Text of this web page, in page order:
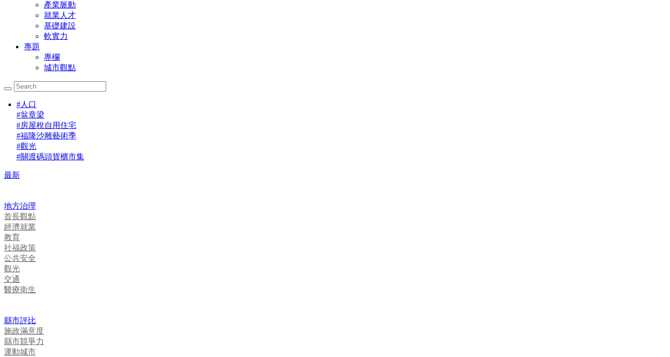
產業脈動
就業人才
基礎建設
軟實力
專題
專欄
城市觀點
#人口
#翁章梁
#房屋稅自用住宅
#福隆沙雕藝術季
#觀光
#關渡碼頭貨櫃市集
最新
地方治理
首長觀點
經濟就業
教育
社福政策
公共安全
觀光
交通
醫療衛生
縣市評比
施政滿意度
縣市競爭力
運動城市